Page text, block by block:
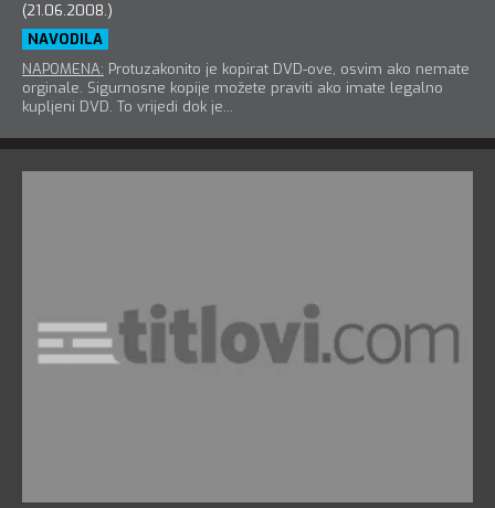
(21.06.2008.)
NAVODILA
NAPOMENA: Protuzakonito je kopirat DVD-ove, osvim ako nemate
orginale. Sigurnosne kopije možete praviti ako imate legalno
kupljeni DVD. To vrijedi dok je...